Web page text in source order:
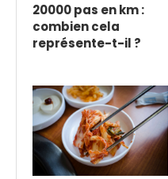
20000 pas en km :
combien cela
représente-t-il ?